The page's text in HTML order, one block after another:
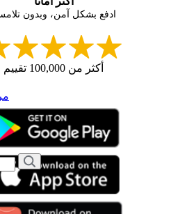
ادفع بشكل آمن، وبدون
أكثر من 100,000 تقييم